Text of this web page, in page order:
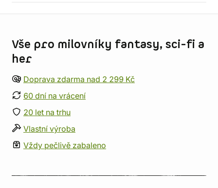
Vše pro milovníky fantasy, sci-fi a
her
Doprava zdarma nad 2 299 Kč
60 dní na vrácení
20 let na trhu
Vlastní výroba
Vždy pečlivě zabaleno